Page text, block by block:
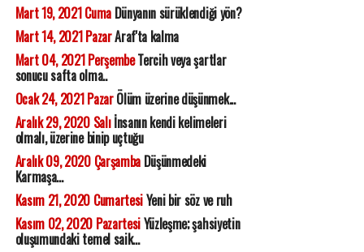
Mart 19, 2021 CumaDünyanın sürüklendiği yön?
Mart 14, 2021 PazarAraf'ta kalma
Mart 04, 2021 PerşembeTercih veya şartlar
sonucu safta olma..
Ocak 24, 2021 PazarÖlüm üzerine düşünmek...
Aralık 29, 2020 Salıİnsanın kendi kelimeleri
olmalı, üzerine binip uçtuğu
Aralık 09, 2020 ÇarşambaDüşünmedeki
Karmaşa...
Kasım 21, 2020 CumartesiYeni bir söz ve ruh
Kasım 02, 2020 PazartesiYüzleşme; şahsiyetin
oluşumundaki temel saik...